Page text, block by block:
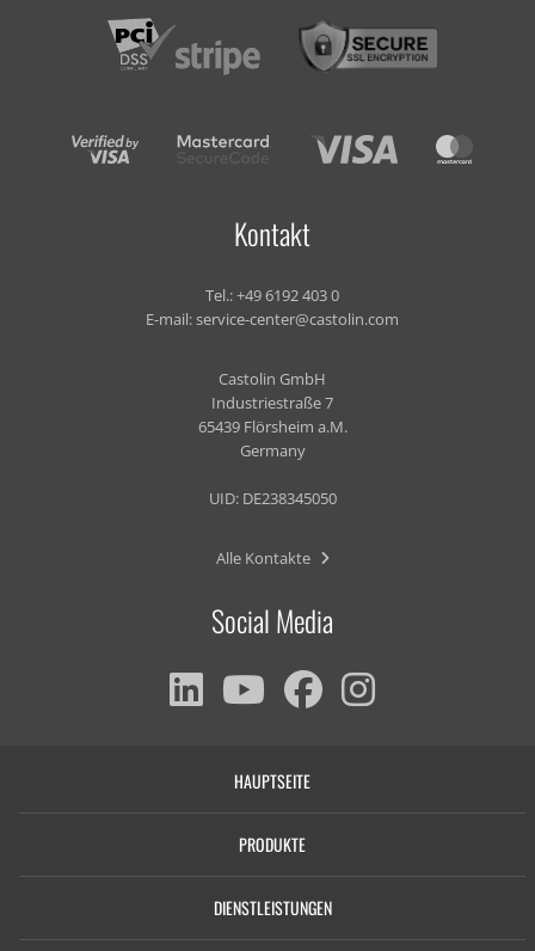
Kontakt
Tel.:+49 6192 403 0
E-mail:service-center@castolin.com
Castolin GmbH
Industriestraße 7
65439 Flörsheim a.M.
Germany
UID: DE238345050
Alle Kontakte
Social Media
HAUPTSEITE
PRODUKTE
DIENSTLEISTUNGEN